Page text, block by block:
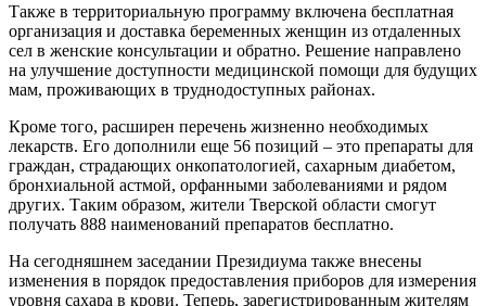
Также в территориальную программу включена бесплатная
организация и доставка беременных женщин из отдаленных
сел в женские консультации и обратно. Решение направлено
на улучшение доступности медицинской помощи для будущих
мам, проживающих в труднодоступных районах.
Кроме того, расширен перечень жизненно необходимых
лекарств. Его дополнили еще 56 позиций – это препараты для
граждан, страдающих онкопатологией, сахарным диабетом,
бронхиальной астмой, орфанными заболеваниями и рядом
других. Таким образом, жители Тверской области смогут
получать 888 наименований препаратов бесплатно.
На сегодняшнем заседании Президиума также внесены
изменения в порядок предоставления приборов для измерения
уровня сахара в крови. Теперь, зарегистрированным жителям